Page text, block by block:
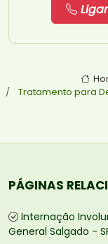
Tratamento para
PÁGINAS
Internação
General Salgado -